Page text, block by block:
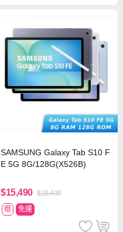
SAMSUNG Galaxy Tab S10 F
E 5G 8G/128G(X526B)
$15,490 $20,490
贈
免運